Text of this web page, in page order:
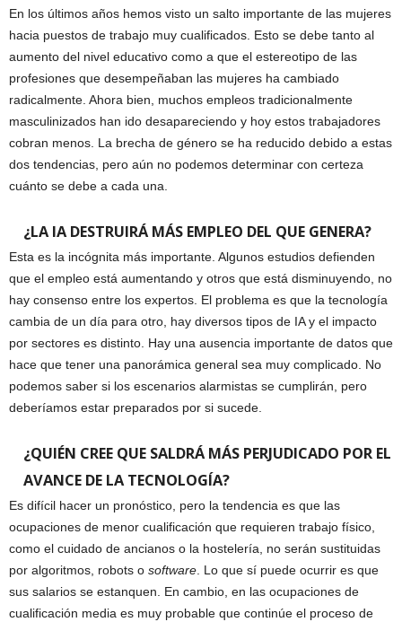
En los últimos años hemos visto un salto importante de las mujeres
hacia puestos de trabajo muy cualificados. Esto se debe tanto al
aumento del nivel educativo como a que el estereotipo de las
profesiones que desempeñaban las mujeres ha cambiado
radicalmente. Ahora bien, muchos empleos tradicionalmente
masculinizados han ido desapareciendo y hoy estos trabajadores
cobran menos. La brecha de género se ha reducido debido a estas
dos tendencias, pero aún no podemos determinar con certeza
cuánto se debe a cada una.
¿LA IA DESTRUIRÁ MÁS EMPLEO DEL QUE GENERA?
Esta es la incógnita más importante. Algunos estudios defienden
que el empleo está aumentando y otros que está disminuyendo, no
hay consenso entre los expertos. El problema es que la tecnología
cambia de un día para otro, hay diversos tipos de IA y el impacto
por sectores es distinto. Hay una ausencia importante de datos que
hace que tener una panorámica general sea muy complicado. No
podemos saber si los escenarios alarmistas se cumplirán, pero
deberíamos estar preparados por si sucede.
¿QUIÉN CREE QUE SALDRÁ MÁS PERJUDICADO POR EL
AVANCE DE LA TECNOLOGÍA?
Es difícil hacer un pronóstico, pero la tendencia es que las
ocupaciones de menor cualificación que requieren trabajo físico,
como el cuidado de ancianos o la hostelería, no serán sustituidas
por algoritmos, robots o software. Lo que sí puede ocurrir es que
sus salarios se estanquen. En cambio, en las ocupaciones de
cualificación media es muy probable que continúe el proceso de